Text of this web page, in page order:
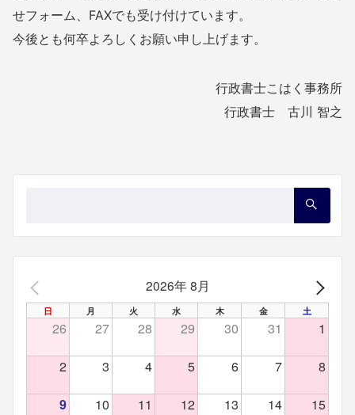
せフォーム、FAXでも受け付けています。
今後とも何卒よろしくお願い申し上げます。
行政書士こはく事務所
行政書士 古川 智之
PREV
2026年 8月
日 月 火 水 木 金 土
26 27 28 29 30 31 1
2 3 4 5 6 7 8
9 10 11 12 13 14 15